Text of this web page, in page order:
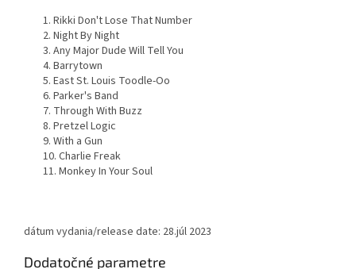
1. Rikki Don't Lose That Number
2. Night By Night
3. Any Major Dude Will Tell You
4. Barrytown
5. East St. Louis Toodle-Oo
6. Parker's Band
7. Through With Buzz
8. Pretzel Logic
9. With a Gun
10. Charlie Freak
11. Monkey In Your Soul
dátum vydania/release date: 28.júl 2023
Dodatočné parametre